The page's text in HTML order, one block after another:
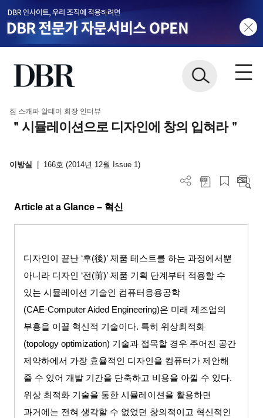
짐 스캐파 알테어 회장 인터뷰
＂시뮬레이션으로 디자인에 창의 입혀라＂
이방실 166호 (2014년 12월 Issue 1)
Article at a Glance – 혁신
디자인이 끝난 ‘후(後)’제품 테스트를 하는 과정에서뿐
아니라 디자인 ‘전(前)’제품 기획 단계부터 적용할 수
있는 시뮬레이션 기술인 컴퓨터응용공학
(CAE·Computer Aided Engineering)은 미래 제조업의
부흥을 이끌 혁신적 기술이다. 특히 위상최적화
(topology optimization) 기술과 접목할 경우 주어진 공간
제약하에서 가장 효율적인 디자인을 컴퓨터가 제안해
줄 수 있어 개발 기간을 단축하고 비용을 아낄 수 있다.
위상 최적화 기술을 통한 시뮬레이션을 활용하면
과거에는 전혀 생각할 수 없었던 창의적이고 혁신적인